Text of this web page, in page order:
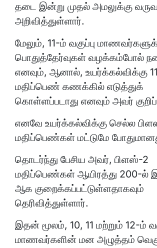
தடை இன்று முதல் அமலுக்கு
அறிவித்துள்ளார்.
மேலும், 11-ம் வகுப்பு
பொதுத்தேர்வுகள் வழக்கம்போல்
எனவும், ஆனால், உயர்க்கல்விக்கு
மதிப்பெண் கணக்கில் எடுத்துக்
கொள்ளப்படாது எனவும் அவர்
எனவே உயர்க்கல்விக்கு செல்ல
மதிப்பெண்கள் மட்டுமே
தொடர்ந்து பேசிய அவர், பிளஸ்-2
மதிப்பெண்கள் ஆயிரத்து 200-ல்
ஆக குறைக்கப்பட்டுள்ளதாகவும்
தெரிவித்துள்ளார்.
இதன் மூலம், 10, 11 மற்றும் 12-ம்
மாணவர்களின் மன அழுத்தம்